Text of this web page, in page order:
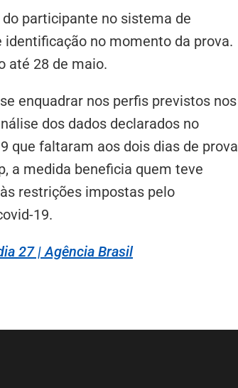
participante no sistema de
no momento da prova.
até 28 de maio.
enquadrar nos perfis previstos nos
dos dados declarados no
que faltaram aos dois dias de prova
a medida beneficia quem teve
restrições impostas pelo
19.
27 | Agência Brasil